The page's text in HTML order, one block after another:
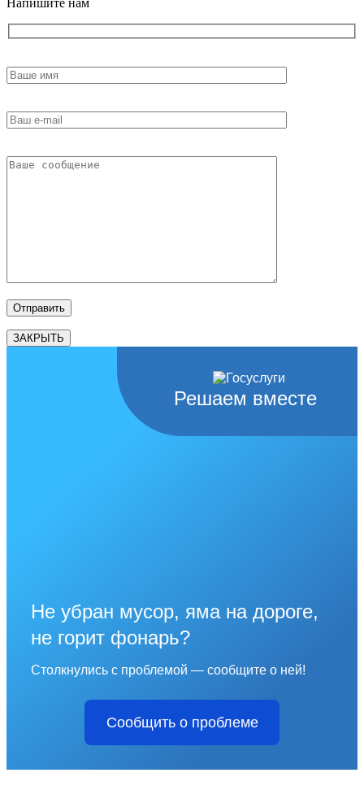
ЗАКРЫТЬ
Решаем вместе
Не убран мусор, яма на дороге,
не горит фонарь?
Столкнулись с проблемой — сообщите о ней!
Сообщить о проблеме